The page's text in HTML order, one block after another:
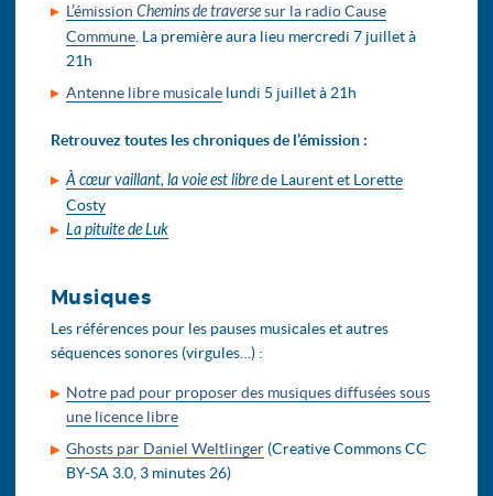
L’émission Chemins de traversesur la radio Cause
Commune . La première aura lieu mercredi 7 juillet à
21h
Antenne libre musicale lundi 5 juillet à 21h
Retrouvez toutes les chroniques de l’émission :
À cœur vaillant, la voie est librede Laurent et Lorette
Costy
La pituite de Luk
Musiques
Les références pour les pauses musicales et autres
séquences sonores (virgules…) :
Notre pad pour proposer des musiques diffusées sous
une licence libre
Ghosts par Daniel Weltlinger (Creative Commons CC
BY-SA 3.0, 3 minutes 26)